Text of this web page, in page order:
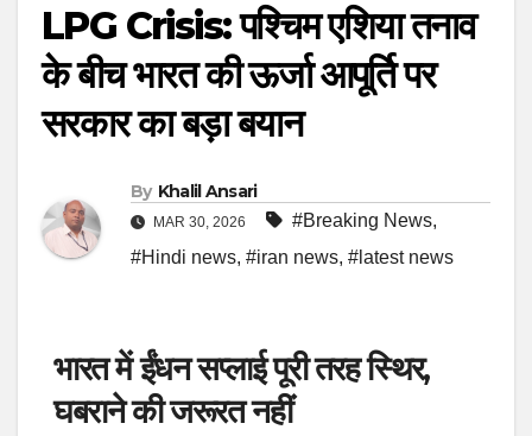
LPG Crisis: पश्चिम एशिया तनाव
के बीच भारत की ऊर्जा आपूर्ति पर
सरकार का बड़ा बयान
By Khalil Ansari
MAR 30, 2026 #Breaking News,
#Hindi news, #iran news, #latest news
भारत में ईंधन सप्लाई पूरी तरह स्थिर,
घबराने की जरूरत नहीं